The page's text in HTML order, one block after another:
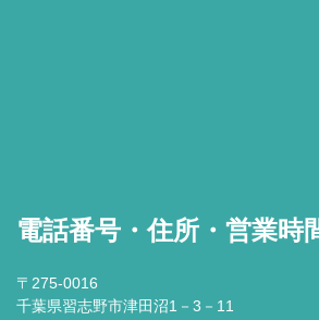
電話番号・住所・営業時
〒275-0016
千葉県習志野市津田沼1－3－11